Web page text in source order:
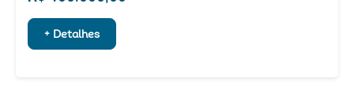
+ Detalhes